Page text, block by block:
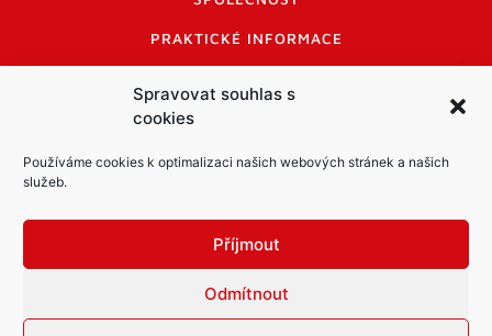
Spravovat souhlas s
cookies
Používáme cookies k optimalizaci našich webových stránek a našich
služeb.
Příjmout
Odmítnout
PRAKTICKÉ INFORMACE
INFORMACE A KODEX DISKUTUJÍCÍCH
LOGO A LOGO MANUÁL
Informace o zpracování osobních údajů